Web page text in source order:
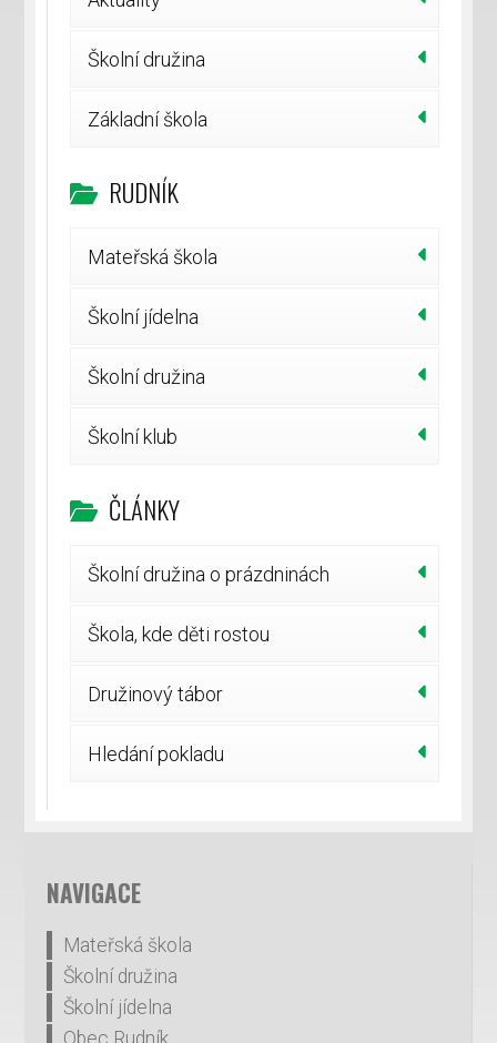
Školní družina
Základní škola
RUDNÍK
Mateřská škola
Školní jídelna
Školní družina
Školní klub
ČLÁNKY
Školní družina o prázdninách
Škola, kde děti rostou
Družinový tábor
Hledání pokladu
NAVIGACE
Mateřská škola
Školní družina
Školní jídelna
Obec Rudník